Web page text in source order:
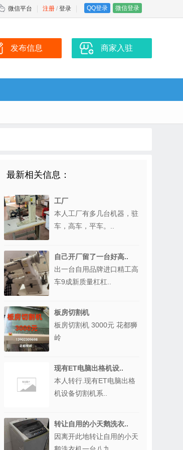
注册 / 登录 QQ登录 微信登录
微信平台
发布信息 商家入驻
最新相关信息：
工厂
本人工厂有多几台机器，驻
车，高车，平车。..
自己开厂留了一台好高..
出一台自用品牌进口精工高
车9成新质量杠杠..
板房切割机
板房切割机 3000元 花都狮
岭
现有ET电脑出格机设..
本人转行.现有ET电脑出格
机设备切割机系..
转让自用的小天鹅洗衣..
因离开此地转让自用的小天